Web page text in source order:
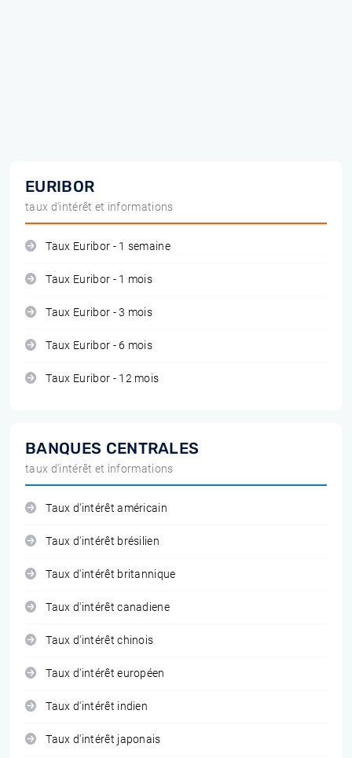
EURIBOR
taux d'intérêt et informations
Taux Euribor - 1 semaine
Taux Euribor - 1 mois
Taux Euribor - 3 mois
Taux Euribor - 6 mois
Taux Euribor - 12 mois
BANQUES CENTRALES
taux d'intérêt et informations
Taux d'intérêt américain
Taux d'intérêt brésilien
Taux d'intérêt britannique
Taux d'intérêt canadiene
Taux d'intérêt chinois
Taux d'intérêt européen
Taux d'intérêt indien
Taux d'intérêt japonais